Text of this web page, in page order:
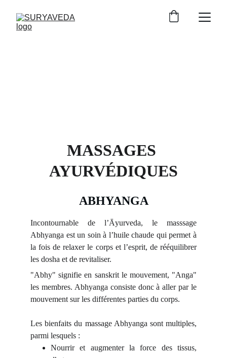
MASSAGES
AYURVÉDIQUES
Incontournable de l’Āyurveda, le masssage
Abhyanga est un soin à l’huile chaude qui permet à
la fois de relaxer le corps et l’esprit, de rééquilibrer
les dosha et de revitaliser.
"Abhy" signifie en sanskrit le mouvement, "Anga"
les membres. Abhyanga consiste donc à aller par le
mouvement sur les différentes parties du corps.
Les bienfaits du massage Abhyanga sont multiples,
parmi lesquels :
Nourrir et augmenter la force des tissus,
ABHYANGA